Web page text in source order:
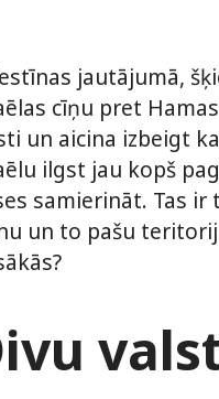
jautājumā,
cīņu pret
un aicina izbeigt
ilgst jau kopš
samierināt. Tas
un to pašu